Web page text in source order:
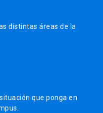
distintas áreas de la
que ponga en